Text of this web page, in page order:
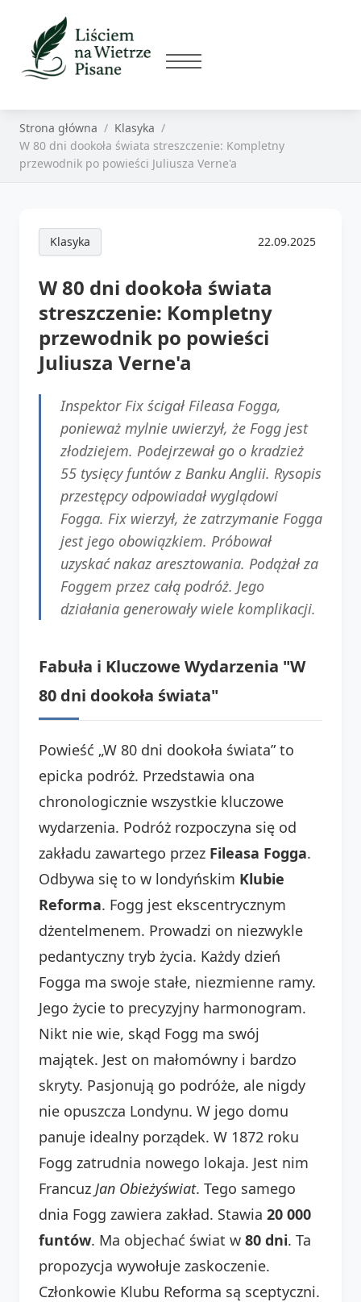
Strona główna
Klasyka
W 80 dni dookoła świata streszczenie: Kompletny
przewodnik po powieści Juliusza Verne'a
Klasyka 22.09.2025
W 80 dni dookoła świata
streszczenie: Kompletny
przewodnik po powieści
Juliusza Verne'a
Inspektor Fix ścigał Fileasa Fogga,
ponieważ mylnie uwierzył, że Fogg jest
złodziejem. Podejrzewał go o kradzież
55 tysięcy funtów z Banku Anglii. Rysopis
przestępcy odpowiadał wyglądowi
Fogga. Fix wierzył, że zatrzymanie Fogga
jest jego obowiązkiem. Próbował
uzyskać nakaz aresztowania. Podążał za
Foggem przez całą podróż. Jego
działania generowały wiele komplikacji.
Fabuła i Kluczowe Wydarzenia "W
80 dni dookoła świata"
Powieść „W 80 dni dookoła świata” to
epicka podróż. Przedstawia ona
chronologicznie wszystkie kluczowe
wydarzenia. Podróż rozpoczyna się od
zakładu zawartego przez Fileasa Fogga.
Odbywa się to w londyńskim Klubie
Reforma. Fogg jest ekscentrycznym
dżentelmenem. Prowadzi on niezwykle
pedantyczny tryb życia. Każdy dzień
Fogga ma swoje stałe, niezmienne ramy.
Jego życie to precyzyjny harmonogram.
Nikt nie wie, skąd Fogg ma swój
majątek. Jest on małomówny i bardzo
skryty. Pasjonują go podróże, ale nigdy
nie opuszcza Londynu. W jego domu
panuje idealny porządek. W 1872 roku
Fogg zatrudnia nowego lokaja. Jest nim
Francuz Jan Obieżyświat. Tego samego
dnia Fogg zawiera zakład. Stawia 20 000
funtów. Ma objechać świat w 80 dni. Ta
propozycja wywołuje zaskoczenie.
Członkowie Klubu Reforma są sceptyczni.